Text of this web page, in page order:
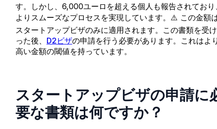
す。しかし、6,000ユーロを超える個人も報告されており
よりスムーズなプロセスを実現しています。⚠️ この金額
スタートアップビザのみに適用されます。この書類を受
った後、 D2ビザの申請を行う必要があります。これはよ
高い金額の閾値を持っています。
スタートアップビザの申請に
要な書類は何ですか？